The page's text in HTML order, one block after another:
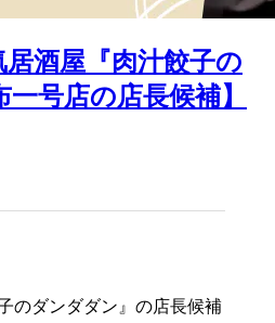
居酒屋『肉汁餃子の
号店の店長候補】
のダンダダン』の店長候補